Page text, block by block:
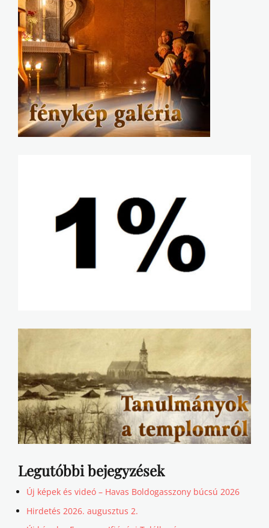
Legutóbbi bejegyzések
Új képek és videó – Havas Boldogasszony búcsú 2026
Hirdetés 2026. augusztus 2.